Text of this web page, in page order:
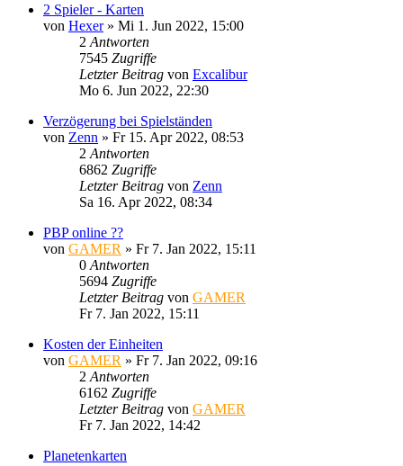
2 Spieler - Karten
von Hexer» Mi 1. Jun 2022, 15:00
2 Antworten
7545 Zugriffe
Letzter Beitrag von Excalibur
Mo 6. Jun 2022, 22:30
Verzögerung bei Spielständen
von Zenn » Fr 15. Apr 2022, 08:53
2 Antworten
6862 Zugriffe
Letzter Beitrag von Zenn
Sa 16. Apr 2022, 08:34
PBP online ??
von GAMER » Fr 7. Jan 2022, 15:11
0 Antworten
5694 Zugriffe
Letzter Beitrag von GAMER
Fr 7. Jan 2022, 15:11
Kosten der Einheiten
von GAMER » Fr 7. Jan 2022, 09:16
2 Antworten
6162 Zugriffe
Letzter Beitrag von GAMER
Fr 7. Jan 2022, 14:42
Planetenkarten